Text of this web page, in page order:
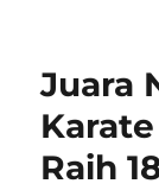
Juara
Raih